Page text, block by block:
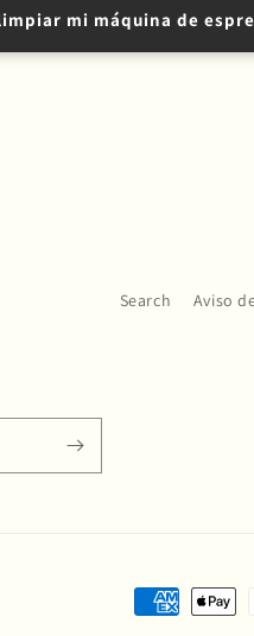
(ej. Bialetti) para un café
: Moka, una máquina de
mi máquina de
Search Aviso
Formas